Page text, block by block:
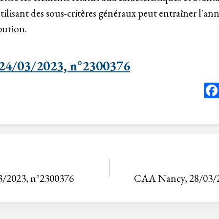
des sous-critères généraux peut entraîner
03/2023, n°2300376
n°2300376 CAA Nancy, 28/03/